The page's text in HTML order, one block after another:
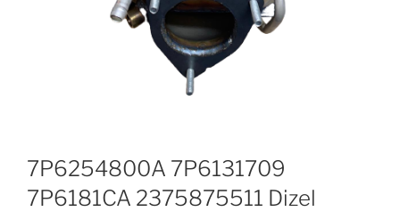
7P6254800A 7P6131709
7P6181CA 2375875511 Dizel